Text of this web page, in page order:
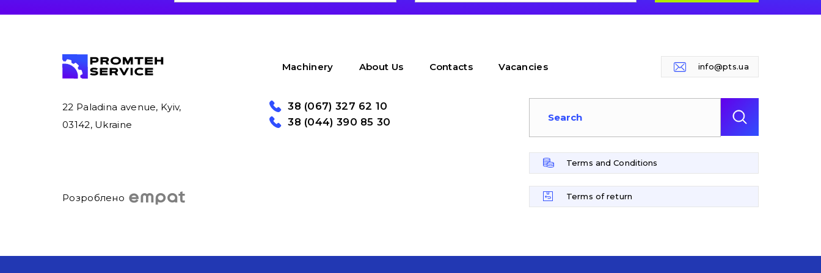
Machinery About Us Contacts Vacancies info@pts.ua
22 Paladina avenue, Kyiv,
03142, Ukraine
Розроблено
38 (067) 327 62 10
38 (044) 390 85 30
Terms and Conditions
Terms of return